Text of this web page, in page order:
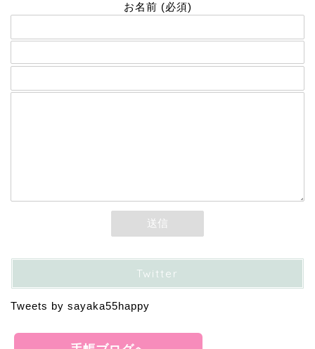
お名前 (必須)
Twitter
Tweets by sayaka55happy